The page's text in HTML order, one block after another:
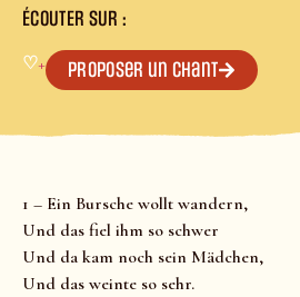
ÉCOUTER SUR :
♡+ Proposer un chant
1 – Ein Bursche wollt wandern,
Und das fiel ihm so schwer
Und da kam noch sein Mädchen,
Und das weinte so sehr.